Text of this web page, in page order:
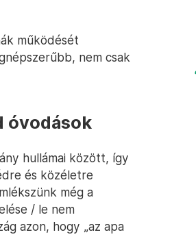
működését
nem csak
óvodások
hullámai között, így
és közéletre
még a
/ le nem
azon, hogy „az apa